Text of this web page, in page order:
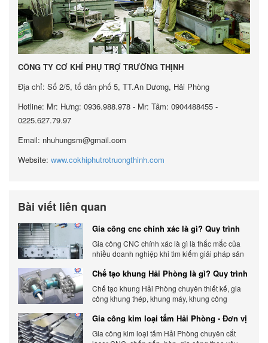
CÔNG TY CƠ KHÍ PHỤ TRỢ TRƯỜNG THỊNH
Địa chỉ: Số 2/5, tổ dân phố 5, TT.An Dương, Hải Phòng
Hotline: Mr: Hưng: 0936.988.978 - Mr: Tâm: 0904488455 -
0225.627.79.97
Email: nhuhungsm@gmail.com
Website: www.cokhiphutrotruongthinh.com
Bài viết liên quan
Gia công cnc chính xác là gì? Quy trình
chính xác, đẳng cấp
Gia công CNC chính xác là gì là thắc mắc của
nhiều doanh nghiệp khi tìm kiếm giải pháp sản
Chế tạo khung Hải Phòng là gì? Quy trình
gia công chi tiết
Chế tạo khung Hải Phòng chuyên thiết kế, gia
công khung thép, khung máy, khung công
chắc và tối ưu chi phí.
Gia công kim loại tấm Hải Phòng - Đơn vị
gia công uy tín 2026
Gia công kim loại tấm Hải Phòng chuyên cắt